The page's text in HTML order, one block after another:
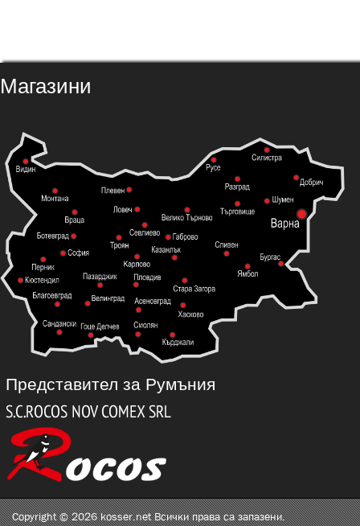
Магазини
Представител за Румъния
Copyright © 2026 kosser.net Всички права са запазени.